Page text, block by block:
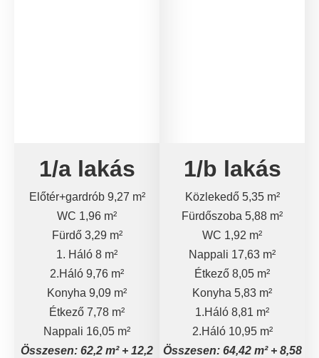
1/a lakás
Előtér+gardrób 9,27 m²
WC 1,96 m²
Fürdő 3,29 m²
1. Háló 8 m²
2.Háló 9,76 m²
Konyha 9,09 m²
Étkező 7,78 m²
Nappali 16,05 m²
Összesen: 62,2 m² + 12,2
1/b lakás
Közlekedő 5,35 m²
Fürdőszoba 5,88 m²
WC 1,92 m²
Nappali 17,63 m²
Étkező 8,05 m²
Konyha 5,83 m²
1.Háló 8,81 m²
2.Háló 10,95 m²
Összesen: 64,42 m² + 8,58